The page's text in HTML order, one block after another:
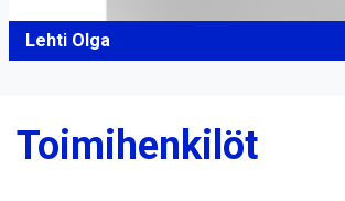
Lehti Olga
Toimihenkilöt